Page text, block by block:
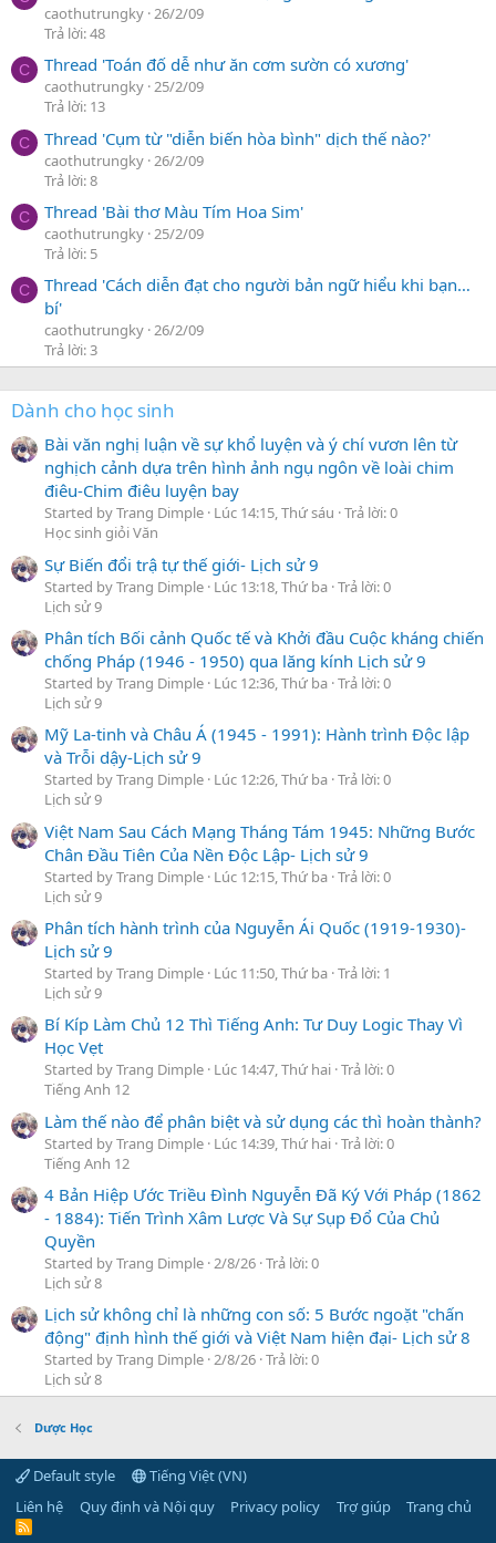
caothutrungky 26/2/09
Trả lời: 48
C Thread 'Toán đố dễ như ăn cơm sườn có xương'
caothutrungky 25/2/09
Trả lời: 13
C Thread 'Cụm từ "diễn biến hòa bình" dịch thế nào?'
caothutrungky 26/2/09
Trả lời: 8
C Thread 'Bài thơ Màu Tím Hoa Sim'
caothutrungky 25/2/09
Trả lời: 5
C
Thread 'Cách diễn đạt cho người bản ngữ hiểu khi bạn…
bí'
caothutrungky 26/2/09
Trả lời: 3
Dành cho học sinh
Bài văn nghị luận về sự khổ luyện và ý chí vươn lên từ
nghịch cảnh dựa trên hình ảnh ngụ ngôn về loài chim
điêu-Chim điêu luyện bay
Started by Trang Dimple Lúc 14:15, Thứ sáu Trả lời: 0
Học sinh giỏi Văn
Sự Biến đổi trậ tự thế giới- Lịch sử 9
Started by Trang Dimple Lúc 13:18, Thứ ba Trả lời: 0
Lịch sử 9
Phân tích Bối cảnh Quốc tế và Khởi đầu Cuộc kháng chiến
chống Pháp (1946 - 1950) qua lăng kính Lịch sử 9
Started by Trang Dimple Lúc 12:36, Thứ ba Trả lời: 0
Lịch sử 9
Mỹ La-tinh và Châu Á (1945 - 1991): Hành trình Độc lập
và Trỗi dậy-Lịch sử 9
Started by Trang Dimple Lúc 12:26, Thứ ba Trả lời: 0
Lịch sử 9
Việt Nam Sau Cách Mạng Tháng Tám 1945: Những Bước
Chân Đầu Tiên Của Nền Độc Lập- Lịch sử 9
Started by Trang Dimple Lúc 12:15, Thứ ba Trả lời: 0
Lịch sử 9
Phân tích hành trình của Nguyễn Ái Quốc (1919-1930)-
Lịch sử 9
Started by Trang Dimple Lúc 11:50, Thứ ba Trả lời: 1
Lịch sử 9
Bí Kíp Làm Chủ 12 Thì Tiếng Anh: Tư Duy Logic Thay Vì
Học Vẹt
Started by Trang Dimple Lúc 14:47, Thứ hai Trả lời: 0
Tiếng Anh 12
Làm thế nào để phân biệt và sử dụng các thì hoàn thành?
Started by Trang Dimple Lúc 14:39, Thứ hai Trả lời: 0
Tiếng Anh 12
4 Bản Hiệp Ước Triều Đình Nguyễn Đã Ký Với Pháp (1862
- 1884): Tiến Trình Xâm Lược Và Sự Sụp Đổ Của Chủ
Quyền
Started by Trang Dimple 2/8/26 Trả lời: 0
Lịch sử 8
Lịch sử không chỉ là những con số: 5 Bước ngoặt "chấn
động" định hình thế giới và Việt Nam hiện đại- Lịch sử 8
Started by Trang Dimple 2/8/26 Trả lời: 0
Lịch sử 8
Dược Học
Default style
Tiếng Việt (VN)
Liên hệ
Quy định và Nội quy Privacy policy Trợ giúp Trang chủ
R